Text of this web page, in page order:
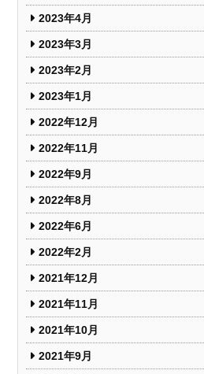
2023年4月
2023年3月
2023年2月
2023年1月
2022年12月
2022年11月
2022年9月
2022年8月
2022年6月
2022年2月
2021年12月
2021年11月
2021年10月
2021年9月